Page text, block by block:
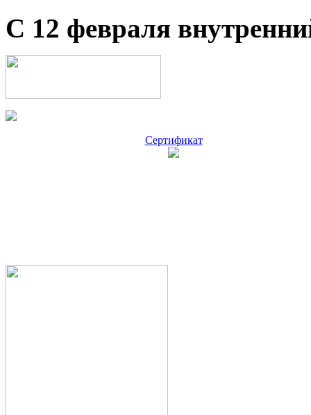
С 12 февраля
Сертификат